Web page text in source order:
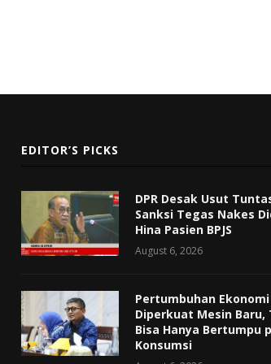
EDITOR’S PICKS
DPR Desak Usut
Sanksi Tegas Nakes
Hina Pasien BPJS
August 6, 2026
Pertumbuhan
Diperkuat Mesin Baru,
Bisa Hanya Bertumpu
Konsumsi